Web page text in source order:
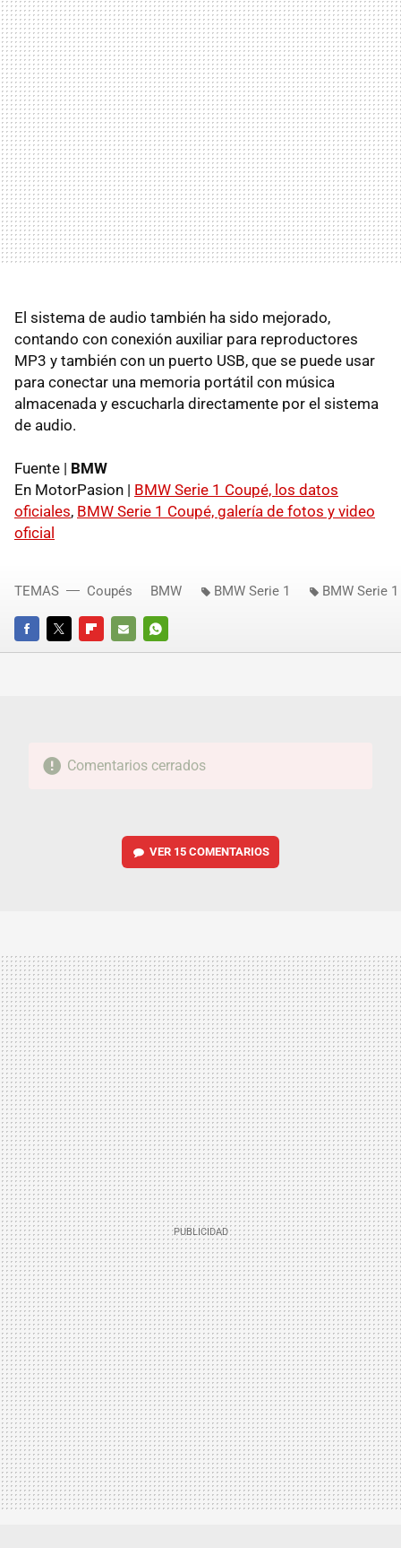
El sistema de audio también ha sido mejorado,
contando con conexión auxiliar para reproductores
MP3 y también con un puerto USB, que se puede usar
para conectar una memoria portátil con música
almacenada y escucharla directamente por el sistema
de audio.
Fuente | BMW
En MotorPasion | BMW Serie 1 Coupé, los datos
oficiales, BMW Serie 1 Coupé, galería de fotos y video
oficial
FACEBOOKTWITTERFLIPBOARD
E-
WHATSAPP
TEMAS Coupés BMW BMW Serie 1 BMW Serie
Comentarios cerrados
VER 15 COMENTARIOS